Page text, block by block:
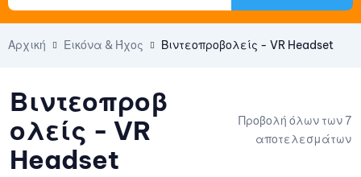
Αρχική Εικόνα & Ήχος Βιντεοπροβολείς - VR Headset
Βιντεοπροβ
ολείς - VR
Headset
Προβολή όλων των 7
αποτελεσμάτων